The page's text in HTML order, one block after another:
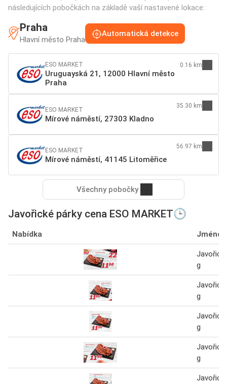
následujících pobočkách na základě vaší nastavené lokace:
Praha
Hlavní město Praha
Automatická detekce
ESO MARKET
Uruguayská 21, 12000 Hlavní město
Praha
0.16 km
ESO MARKET
Mírové náměstí, 27303 Kladno
35.30 km
ESO MARKET
Mírové náměstí, 41145 Litoměřice
56.97 km
Všechny pobočky
Javořické párky cena ESO MARKET🕒
Nabídka Jméno
g
g
g
g